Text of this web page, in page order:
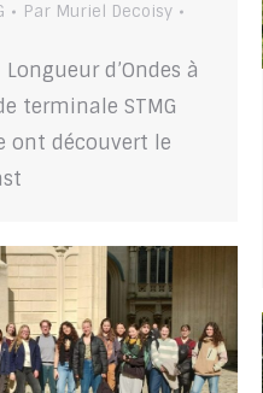
Par Muriel Decoisy
d’Ondes à
terminale STMG
ont découvert le